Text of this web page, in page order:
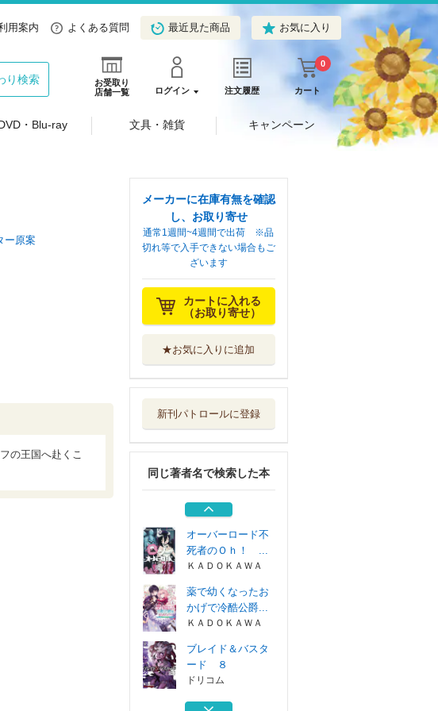
用案内 よくある質問 最近見た商品 お気に入り
お受取り
店舗一覧
ログイン 注文履歴 カート
0
り検索
・Blu-ray 文具・雑貨 キャンペーン
ー原案
の王国へ赴くこ
メーカーに在庫有無を確認
し、お取り寄せ
通常1週間~4週間で出荷 ※品
切れ等で入手できない場合もご
ざいます
カートに入れる
（お取り寄せ）
★お気に入りに追加
新刊パトロールに登録
同じ著者名で検索した本
ブレイド＆バスタ
ード ８
オーバーロード不
ＫＡＤＯＫＡＷＡ
ブレイド＆バスタ
ード ７
ドリコム
オーバーロード不
死者のＯｈ！ ...
ＫＡＤＯＫＡＷＡ
薬で幼くなったお
かげで冷酷公爵...
ＫＡＤＯＫＡＷＡ
ブレイド＆バスタ
ード ８
ドリコム
オーバーロード不